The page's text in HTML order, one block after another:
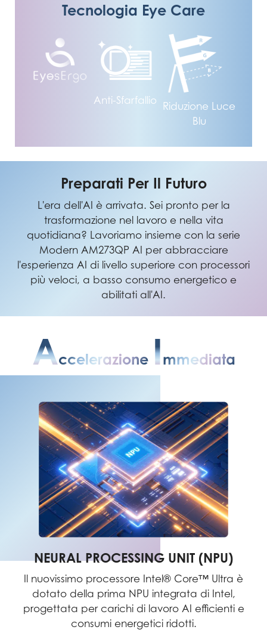
Tecnologia Eye Care
Anti-Sfarfallio Riduzione Luce
Blu
Preparati Per Il Futuro
L'era dell'AI è arrivata. Sei pronto per la
trasformazione nel lavoro e nella vita
quotidiana? Lavoriamo insieme con la serie
Modern AM273QP AI per abbracciare
l'esperienza AI di livello superiore con processori
più veloci, a basso consumo energetico e
abilitati all'AI.
ACcelerazione IMmediata
NEURAL PROCESSING UNIT (NPU)
Il nuovissimo processore Intel® Core™ Ultra è
dotato della prima NPU integrata di Intel,
progettata per carichi di lavoro AI efficienti e
consumi energetici ridotti.